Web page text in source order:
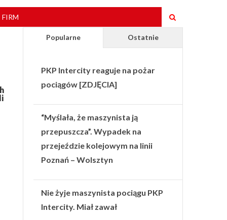
Popularne Ostatnie
PKP Intercity reaguje na pożar
pociągów [ZDJĘCIA]
“Myślała, że maszynista ją
przepuszcza”. Wypadek na
przejeździe kolejowym na linii
Poznań – Wolsztyn
Nie żyje maszynista pociągu PKP
Intercity. Miał zawał